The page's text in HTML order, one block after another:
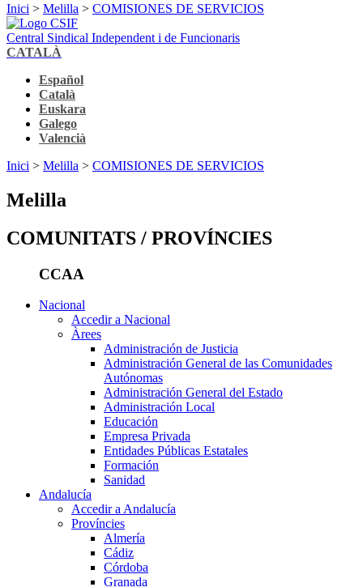
Inici > Melilla > COMISIONES DE SERVICIOS
Central Sindical Independent i de Funcionaris
CATALÀ
Español
Català
Euskara
Galego
Valencià
Inici > Melilla > COMISIONES DE SERVICIOS
Melilla
COMUNITATS / PROVÍNCIES
CCAA
Nacional
Accedir a Nacional
Àrees
Administración de Justicia
Administración General de las Comunidades
Autónomas
Administración General del Estado
Administración Local
Educación
Empresa Privada
Entidades Públicas Estatales
Formación
Sanidad
Andalucía
Accedir a Andalucía
Províncies
Almería
Cádiz
Córdoba
Granada